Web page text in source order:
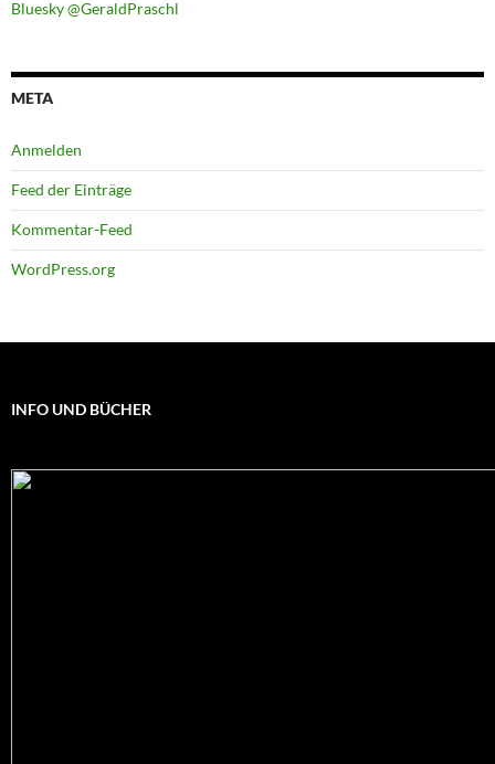
Bluesky @GeraldPraschl
META
Anmelden
Feed der Einträge
Kommentar-Feed
WordPress.org
INFO UND BÜCHER